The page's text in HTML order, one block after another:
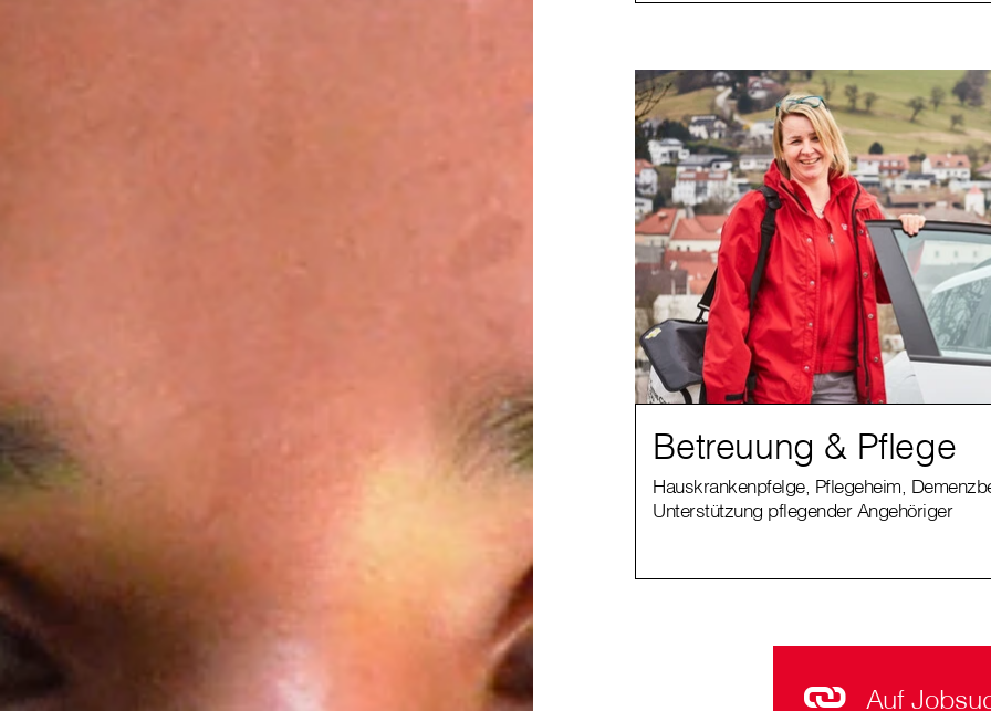
Betreuung & Pflege
Hauskrankenpfelge, Pflegeheim,
Unterstützung pflegender Angehöriger
Auf